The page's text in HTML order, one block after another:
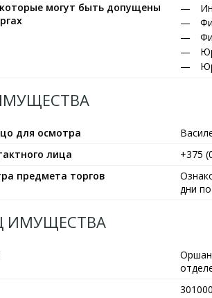
могут быть допущены
для осмотра
лица
+375
предмета торгов
дни
ИМУЩЕСТВА